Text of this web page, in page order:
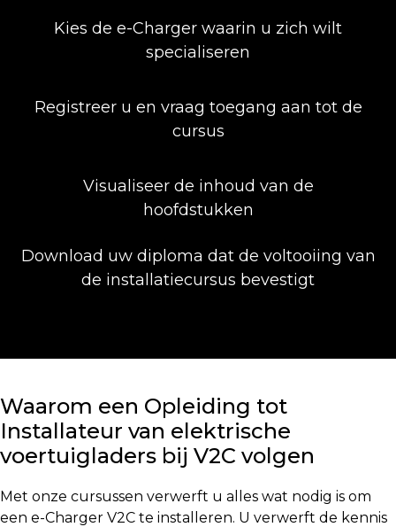
Kies de e-Charger waarin u zich wilt
specialiseren
Registreer u en vraag toegang aan tot de
cursus
Visualiseer de inhoud van de
hoofdstukken
Download uw diploma dat de voltooiing van
de installatiecursus bevestigt
Waarom een Opleiding tot
Installateur van elektrische
voertuigladers bij V2C volgen
Met onze cursussen verwerft u alles wat nodig is om
een e-Charger V2C te installeren. U verwerft de kennis